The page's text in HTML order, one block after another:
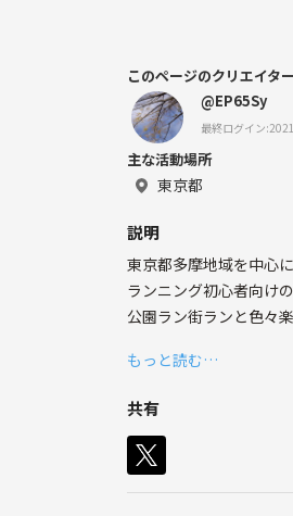
このページのクリエイター
@EP65Sy
最終ログイン
主な活動場所
東京都
説明
東京都多摩地域を中心
ランニング初心者向け
公園ラン街ランと色々
もっと読む…
共有